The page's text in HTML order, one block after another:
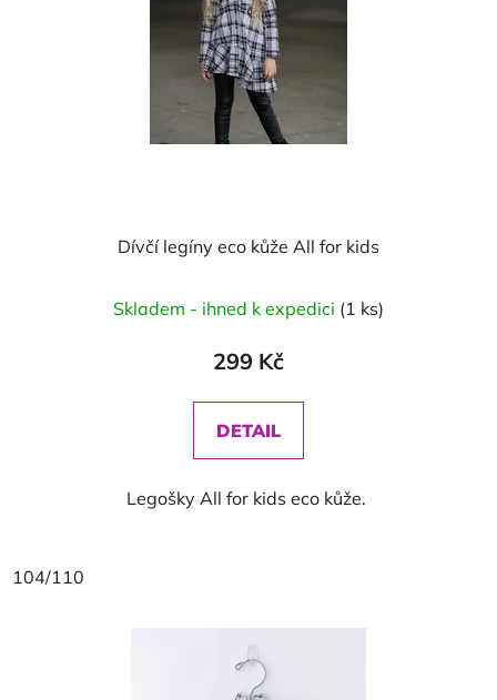
Dívčí legíny eco kůže All for kids
Skladem - ihned k expedici (1 ks)
299 Kč
DETAIL
Legošky All for kids eco kůže.
104/110